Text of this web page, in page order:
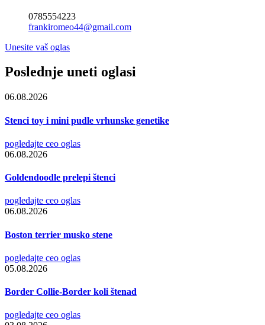
0785554223
frankiromeo44@gmail.com
Unesite vaš oglas
Poslednje uneti oglasi
06.08.2026
Stenci toy i mini pudle vrhunske genetike
pogledajte ceo oglas
06.08.2026
Goldendoodle prelepi štenci
pogledajte ceo oglas
06.08.2026
Boston terrier musko stene
pogledajte ceo oglas
05.08.2026
Border Collie-Border koli štenad
pogledajte ceo oglas